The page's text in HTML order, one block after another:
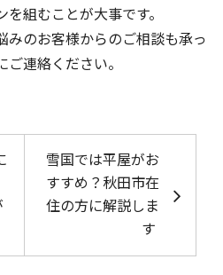
組むことが大事です。
みのお客様からのご相談も承っ
連絡ください。
ション
雪国では平屋がお
すすめ？秋田市在
住の方に解説しま
す